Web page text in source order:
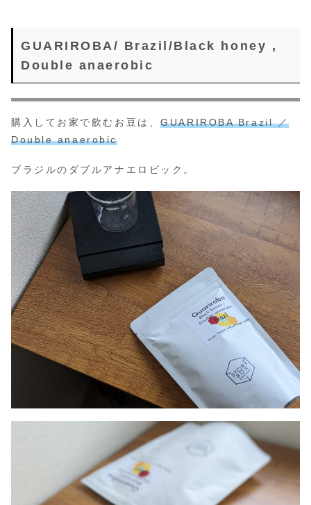
GUARIROBA/ Brazil/Black honey ,
Double anaerobic
購入してお家で飲むお豆は、GUARIROBA Brazil ／
Double anaerobic
ブラジルのダブルアナエロビック。